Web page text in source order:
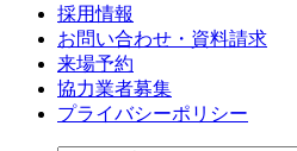
採用情報
お問い合わせ・資料請求
来場予約
協力業者募集
プライバシーポリシー